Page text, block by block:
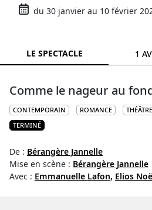
du 30 janvier au 10 février
LE SPECTACLE 1
Comme le nageur au
CONTEMPORAIN ROMANCE
TERMINÉ
De : Bérangère Jannelle
Mise en scène : Bérangère Jannelle
Avec : Emmanuelle Lafon, Elios